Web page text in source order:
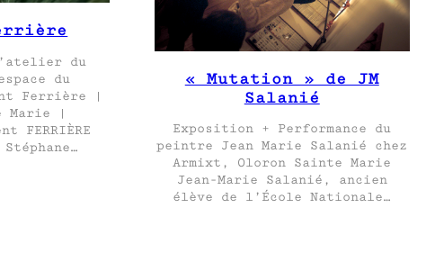
du
du
Ferrière |
Marie |
FERRIÈRE
« Mutation » de JM
Salanié
Exposition + Performance du
peintre Jean Marie Salanié chez
Armixt, Oloron Sainte Marie
Jean-Marie Salanié, ancien
élève de l’École Nationale…